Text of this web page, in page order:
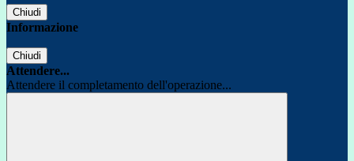
Chiudi
Informazione
Chiudi
Attendere...
Attendere il completamento dell'operazione...